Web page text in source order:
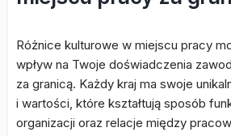
Różnice kulturowe w miejscu pracy
wpływ na Twoje doświadczenia
za granicą. Każdy kraj ma swoje
i wartości, które kształtują sposób
organizacji oraz relacje między